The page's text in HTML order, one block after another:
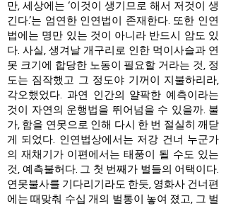
만, 세상에는 ‘이것이 생기므로 해서 저것이 생
긴다.’는 엄연한 인연법이 존재한다. 또한 인연
법에는 명만 있는 것이 아니라 반드시 암도 있
다. 사실, 생겨날 개구리로 인한 먹이사슬과 연
못 크기에 합당한 노동이 필요할 거라는 것, 정
도는 짐작했고 그 정도야 기꺼이 지불하리라,
각오했었다. 과연 인간의 얄팍한 예측이라는
것이 자연의 운행법을 뛰어넘을 수 있을까. 불
가, 함을 연못으로 인해 다시 한 번 절실히 깨닫
게 되었다. 인연법상에서는 저강 건너 누군가
의 재채기가 이편에서는 태풍이 될 수도 있는
것, 예측불허다. 그 첫 번째가 벌들의 어택이다.
연못불사를 기다리기라도 한듯, 영화사 건너편
에는 때맞춰 수십 개의 벌통이 놓여 졌고, 그 벌